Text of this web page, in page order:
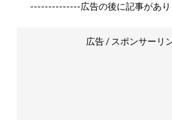
--------------広告の後に記事があ
広告 / スポンサーリ